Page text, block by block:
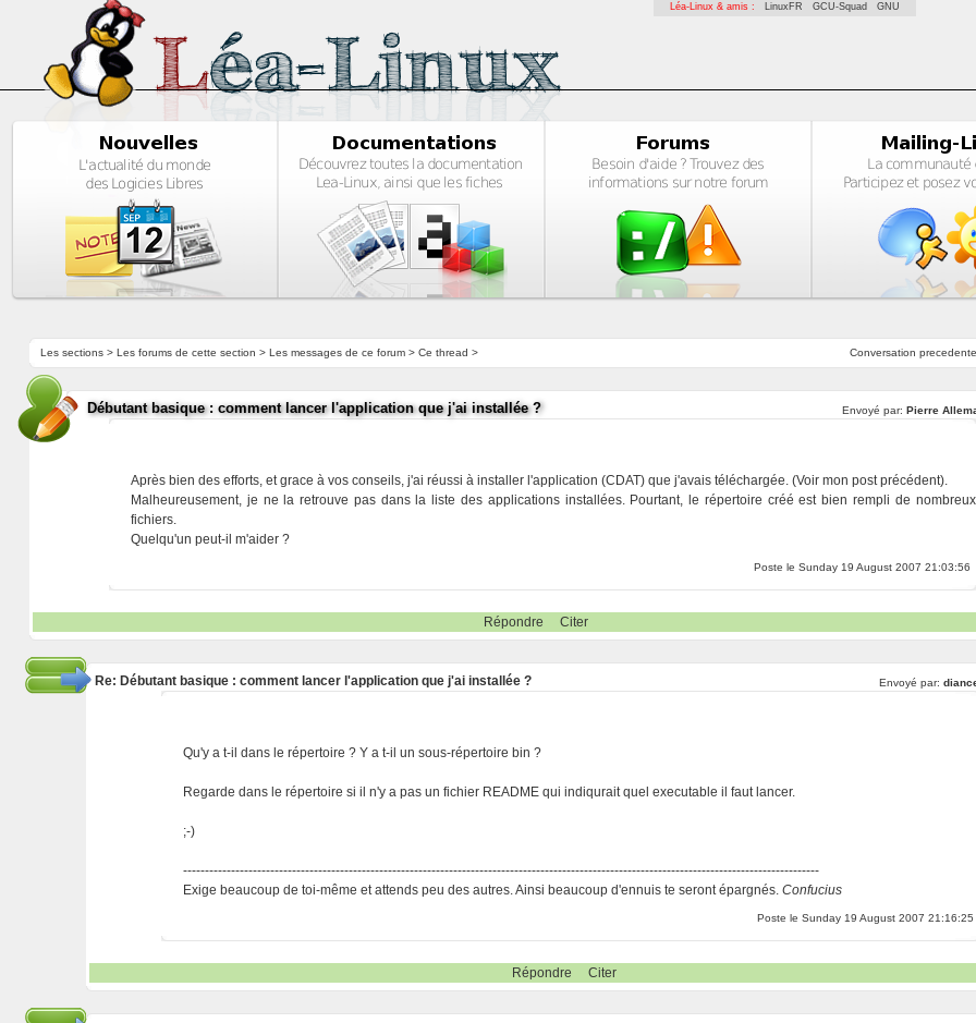
Léa-Linux & amis : LinuxFR GCU-Squad GNU
Conversation precedente
Les sections> Les forums de cette section > Les messages de ce forum> Ce thread >
Débutant basique : comment lancer l'application que j'ai installée ? Envoyé par: Pierre
Après bien des efforts, et grace à vos conseils, j'ai réussi à installer l'application (CDAT) que j'avais téléchargée. (Voir mon post précédent).
Malheureusement, je ne la retrouve pas dans la liste des applications installées. Pourtant, le répertoire créé est bien rempli de nombreux
fichiers.
Quelqu'un peut-il m'aider ?
Poste le Sunday 19 August 2007 21:03:56
Répondre Citer
Re: Débutant basique : comment lancer l'application que j'ai installée ? Envoyé par:
Qu'y a t-il dans le répertoire ? Y a t-il un sous-répertoire bin ?
Regarde dans le répertoire si il n'y a pas un fichier README qui indiqurait quel executable il faut lancer.
;-)
--------------------------------------------------------------------------------------------------------------------------------------------------
Exige beaucoup de toi-même et attends peu des autres. Ainsi beaucoup d'ennuis te seront épargnés.Confucius
Poste le Sunday 19 August 2007 21:16:25
Répondre Citer